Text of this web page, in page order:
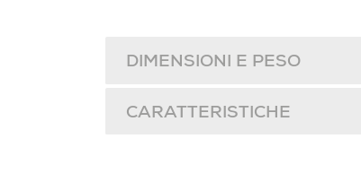
DIMENSIONI E PESO
CARATTERISTICHE